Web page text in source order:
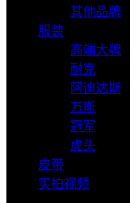
其他品牌
服装
高端大牌
耐克
阿迪达斯
万斯
冠军
虎头
皮带
实拍视频